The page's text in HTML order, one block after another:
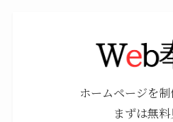
ホームページを制
まずは無料